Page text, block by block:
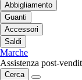
Abbigliamento
Guanti
Accessori
Saldi
Marche
Assistenza post-
Cerca